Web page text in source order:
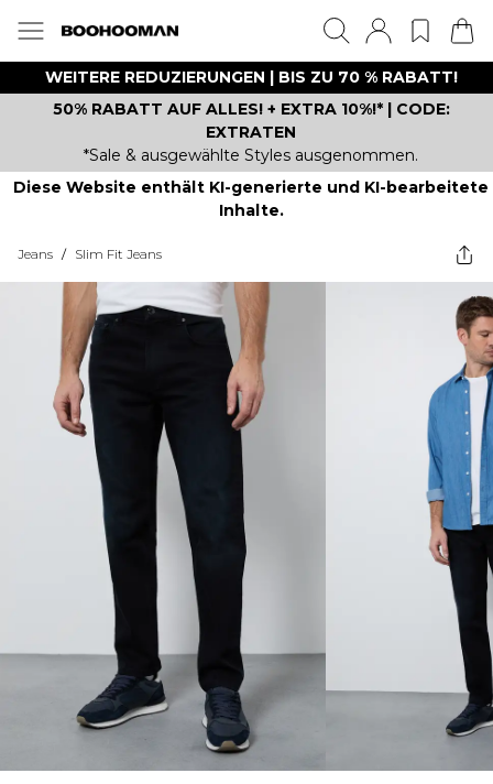
WEITERE REDUZIERUNGEN | BIS ZU 70 % RABATT!
50% RABATT AUF ALLES! + EXTRA 10%!* | CODE:
EXTRATEN
*Sale & ausgewählte Styles ausgenommen.
Diese Website enthält KI-generierte und KI-bearbeitete
Inhalte.
Jeans / Slim Fit Jeans